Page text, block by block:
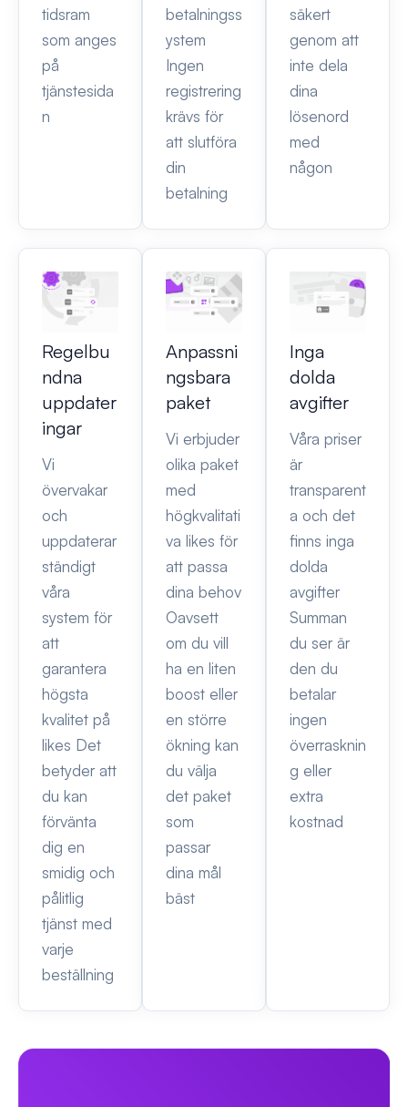
tidsram
som anges
på
tjänstesida
n
betalningss
ystem
Ingen
registrering
krävs för
att slutföra
din
betalning
säkert
genom att
inte dela
dina
lösenord
med
någon
Regelbu
ndna
uppdater
ingar
Vi
övervakar
och
uppdaterar
ständigt
våra
system för
att
garantera
högsta
kvalitet på
likes Det
betyder att
du kan
förvänta
dig en
smidig och
pålitlig
tjänst med
varje
beställning
Anpassni
ngsbara
paket
Vi erbjuder
olika paket
med
högkvalitati
va likes för
att passa
dina behov
Oavsett
om du vill
ha en liten
boost eller
en större
ökning kan
du välja
det paket
som
passar
dina mål
bäst
Inga
dolda
avgifter
Våra priser
är
transparent
a och det
finns inga
dolda
avgifter
Summan
du ser är
den du
betalar
ingen
överrasknin
g eller
extra
kostnad